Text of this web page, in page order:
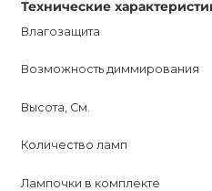
Технические
Влагозащита
Возможность диммирования
Высота, См.
Количество ламп
Лампочки в комплекте